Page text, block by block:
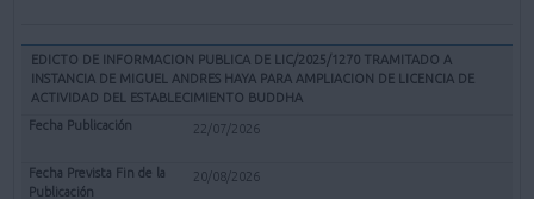
EDICTO DE INFORMACION PUBLICA DE LIC/2025/1270 TRAMITADO A
INSTANCIA DE MIGUEL ANDRES HAYA PARA AMPLIACION DE LICENCIA DE
ACTIVIDAD DEL ESTABLECIMIENTO BUDDHA
22/07/2026
20/08/2026